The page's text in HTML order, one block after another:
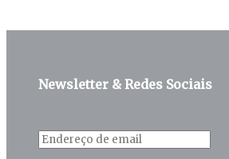
Newsletter & Redes Sociais